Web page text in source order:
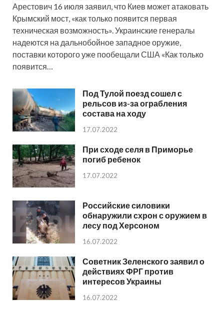
Арестович 16 июля заявил, что Киев может атаковать
Крымский мост, «как только появится первая
техническая возможность». Украинские генералы
надеются на дальнобойное западное оружие,
поставки которого уже пообещали США «Как только
появится…
Под Тулой поезд сошел с
рельсов из-за ограбления
состава на ходу
17.07.2022
При сходе селя в Приморье
погиб ребенок
17.07.2022
Российские силовики
обнаружили схрон с оружием в
лесу под Херсоном
16.07.2022
Советник Зеленского заявил о
действиях ФРГ против
интересов Украины
16.07.2022